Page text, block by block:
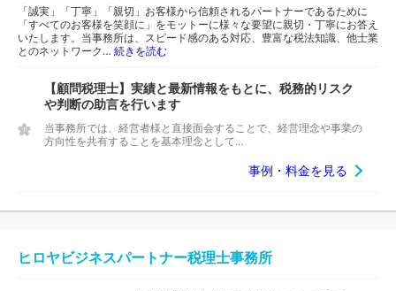
「誠実」「丁寧」「親切」お客様から信頼されるパートナーであるために
「すべてのお客様を笑顔に」をモットーに様々な要望に親切・丁寧にお答え
いたします。当事務所は、スピード感のある対応、豊富な税法知識、他士業
とのネットワーク… 続きを読む
【顧問税理士】実績と最新情報をもとに、税務的リスク
や判断の助言を行います
当事務所では、経営者様と直接面会することで、経営理念や事業の
方向性を共有することを基本理念として...
事例・料金を見る
ヒロヤビジネスパートナー税理士事務所